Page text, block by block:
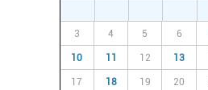
3 4 5 6
10 11 12 13
17 18 19 20